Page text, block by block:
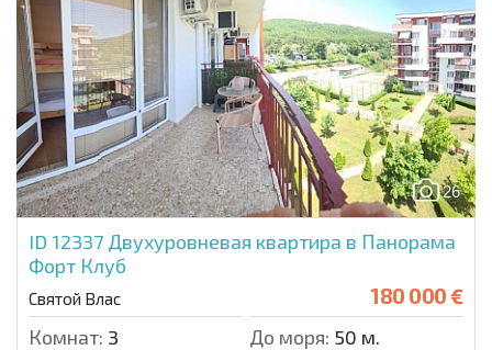
26
ID 12337 Двухуровневая квартира в Панорама
Форт Клуб
Святой Влас 180 000 €
Комнат: 3 До моря: 50 м.